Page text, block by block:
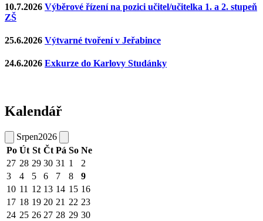
10.7.2026 Výběrové řízení na pozici učitel/učitelka 1. a 2. stupeň
ZŠ
25.6.2026 Výtvarné tvoření v Jeřabince
24.6.2026 Exkurze do Karlovy Studánky
Kalendář
Srpen2026
Po Út St Čt Pá So Ne
27 28 29 30 31 1
2
3
4 5 6 7 8
9
10 11 12 13 14 15 16
17 18 19 20 21 22 23
24 25 26 27 28 29 30